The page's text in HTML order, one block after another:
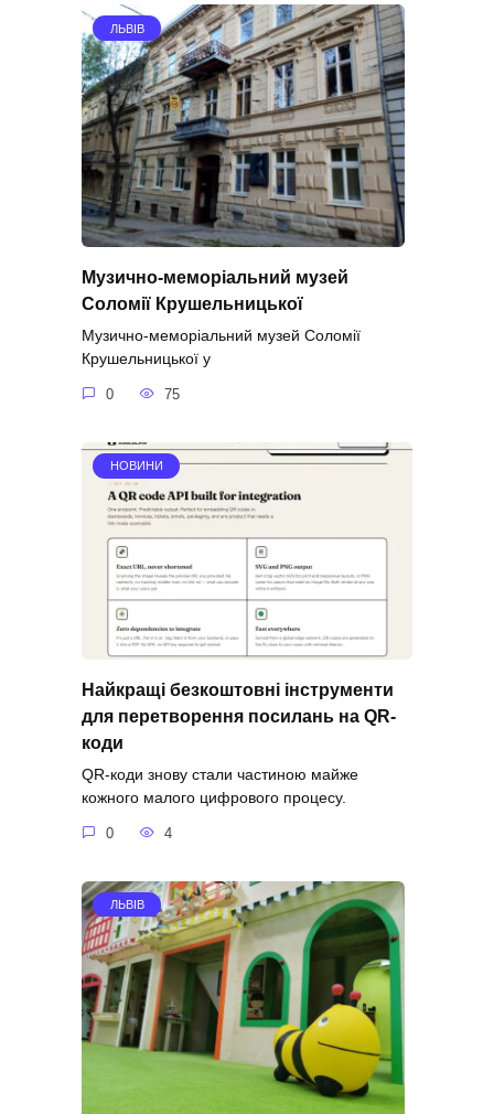
ЛЬВІВ
Музично-меморіальний музей
Соломії Крушельницької
Музично-меморіальний музей Соломії
Крушельницької у
0 75
НОВИНИ
Найкращі безкоштовні інструменти
для перетворення посилань на QR-
коди
QR-коди знову стали частиною майже
кожного малого цифрового процесу.
0 4
ЛЬВІВ